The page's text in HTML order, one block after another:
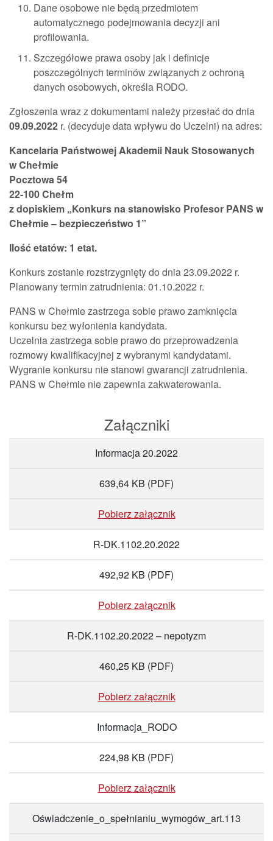
Dane osobowe nie będą przedmiotem
automatycznego podejmowania decyzji ani
profilowania.
Szczegółowe prawa osoby jak i definicje
poszczególnych terminów związanych z ochroną
danych osobowych, określa RODO.
Zgłoszenia wraz z dokumentami należy przesłać do dnia
09.09.2022 r. (decyduje data wpływu do Uczelni) na adres:
Kancelaria Państwowej Akademii Nauk Stosowanych
w Chełmie
Pocztowa 54
22-100 Chełm
z dopiskiem „Konkurs na stanowisko Profesor PANS w
Chełmie – bezpieczeństwo 1”
Ilość etatów: 1 etat.
Konkurs zostanie rozstrzygnięty do dnia 23.09.2022 r.
Planowany termin zatrudnienia: 01.10.2022 r.
PANS w Chełmie zastrzega sobie prawo zamknięcia
konkursu bez wyłonienia kandydata.
Uczelnia zastrzega sobie prawo do przeprowadzenia
rozmowy kwalifikacyjnej z wybranymi kandydatami.
Wygranie konkursu nie stanowi gwarancji zatrudnienia.
PANS w Chełmie nie zapewnia zakwaterowania.
Załączniki
Informacja 20.2022
639,64 KB (PDF)
Pobierz załącznik
R-DK.1102.20.2022
492,92 KB (PDF)
Pobierz załącznik
R-DK.1102.20.2022 – nepotyzm
460,25 KB (PDF)
Pobierz załącznik
Informacja_RODO
224,98 KB (PDF)
Pobierz załącznik
Oświadczenie_o_spełnianiu_wymogów_art.113